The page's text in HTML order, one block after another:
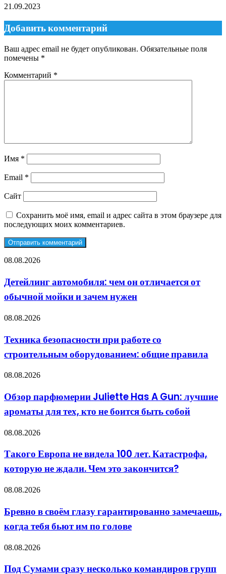
21.09.2023
Добавить комментарий
Ваш адрес email не будет опубликован. Обязательные поля
помечены *
Комментарий *
Имя *
Email *
Сайт
Сохранить моё имя, email и адрес сайта в этом браузере для
последующих моих комментариев.
Детейлинг
чем
он
отличается
обычной
мойки
зачем
нужен
08.08.2026
Детейлинг автомобиля: чем он отличается от
обычной мойки и зачем нужен
Техника
при
работе
со
оборудованием:
08.08.2026
Техника безопасности при работе со
строительным оборудованием: общие правила
Обзор
Juliette
Has
A
лучшие
ароматы
тех,
кто
не
быть
08.08.2026
Обзор парфюмерии Juliette Has A Gun: лучшие
ароматы для тех, кто не боится быть собой
Такого
не
видела
100
Катастрофа,
ждали.
Чем
это
08.08.2026
Такого Европа не видела 100 лет. Катастрофа,
которую не ждали. Чем это закончится?
Бревно
своём
глазу
гарантированно
когда
тебя
им
08.08.2026
Бревно в своём глазу гарантированно замечаешь,
когда тебя бьют им по голове
Под
сразу
08.08.2026
Под Сумами сразу несколько командиров групп